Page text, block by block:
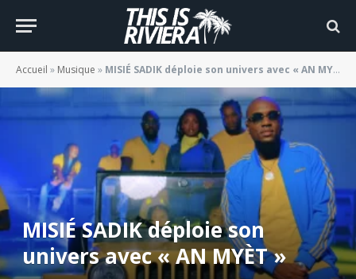
Accueil » Musique » MISIÉ SADIK déploie son univers avec « AN MYÈT »
MISIÉ SADIK déploie son
univers avec « AN MYÈT »